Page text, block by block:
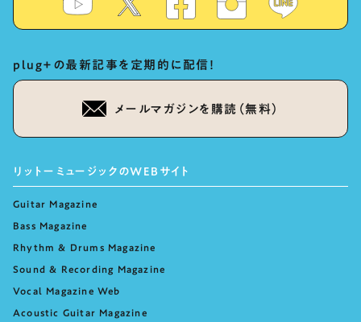
plug+の最新記事を定期的に配信！
メールマガジンを購読（無料）
リットーミュージックのWEBサイト
Guitar Magazine
Bass Magazine
Rhythm & Drums Magazine
Sound & Recording Magazine
Vocal Magazine Web
Acoustic Guitar Magazine